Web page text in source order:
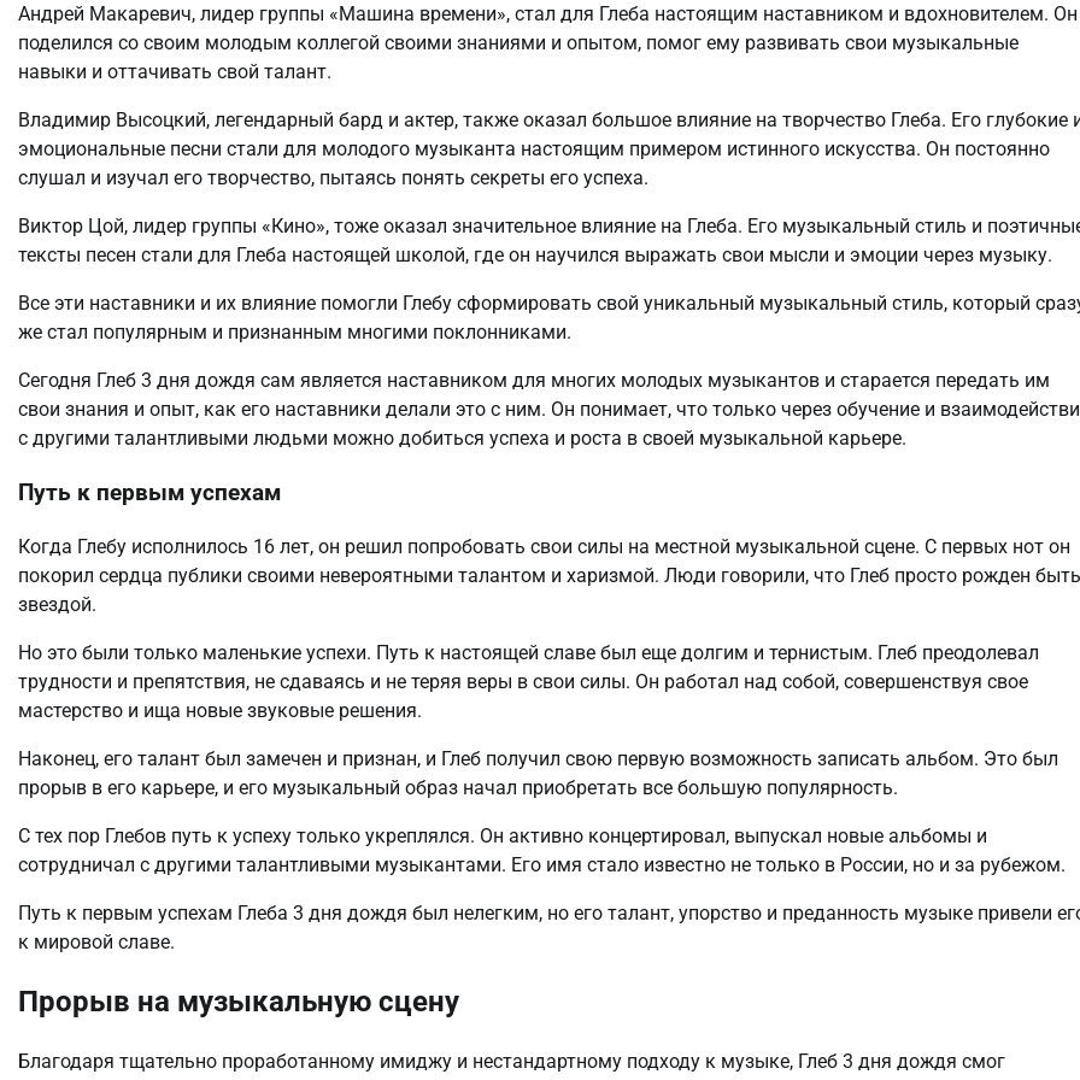
Андрей Макаревич, лидер группы «Машина времени», стал для Глеба настоящим наставником и вдохновителем. Он
поделился со своим молодым коллегой своими знаниями и опытом, помог ему развивать свои музыкальные
навыки и оттачивать свой талант.
Владимир Высоцкий, легендарный бард и актер, также оказал большое влияние на творчество Глеба. Его глубокие
эмоциональные песни стали для молодого музыканта настоящим примером истинного искусства. Он постоянно
слушал и изучал его творчество, пытаясь понять секреты его успеха.
Виктор Цой, лидер группы «Кино», тоже оказал значительное влияние на Глеба. Его музыкальный стиль и
тексты песен стали для Глеба настоящей школой, где он научился выражать свои мысли и эмоции через музыку.
Все эти наставники и их влияние помогли Глебу сформировать свой уникальный музыкальный стиль, который
же стал популярным и признанным многими поклонниками.
Сегодня Глеб 3 дня дождя сам является наставником для многих молодых музыкантов и старается передать им
свои знания и опыт, как его наставники делали это с ним. Он понимает, что только через обучение и
с другими талантливыми людьми можно добиться успеха и роста в своей музыкальной карьере.
Путь к первым успехам
Когда Глебу исполнилось 16 лет, он решил попробовать свои силы на местной музыкальной сцене. С первых нот он
покорил сердца публики своими невероятными талантом и харизмой. Люди говорили, что Глеб просто рожден быть
звездой.
Но это были только маленькие успехи. Путь к настоящей славе был еще долгим и тернистым. Глеб преодолевал
трудности и препятствия, не сдаваясь и не теряя веры в свои силы. Он работал над собой, совершенствуя свое
мастерство и ища новые звуковые решения.
Наконец, его талант был замечен и признан, и Глеб получил свою первую возможность записать альбом. Это был
прорыв в его карьере, и его музыкальный образ начал приобретать все большую популярность.
С тех пор Глебов путь к успеху только укреплялся. Он активно концертировал, выпускал новые альбомы и
сотрудничал с другими талантливыми музыкантами. Его имя стало известно не только в России, но и за рубежом.
Путь к первым успехам Глеба 3 дня дождя был нелегким, но его талант, упорство и преданность музыке привели
к мировой славе.
Прорыв на музыкальную сцену
Благодаря тщательно проработанному имиджу и нестандартному подходу к музыке, Глеб 3 дня дождя смог